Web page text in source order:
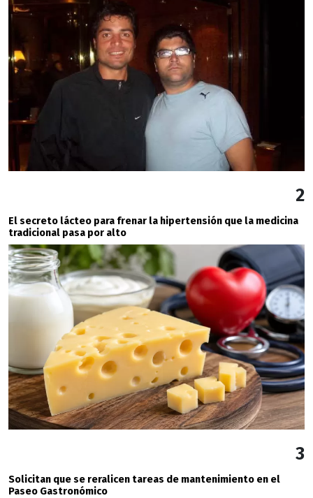
2
El secreto lácteo para frenar la hipertensión que la medicina
tradicional pasa por alto
3
Solicitan que se reralicen tareas de mantenimiento en el
Paseo Gastronómico